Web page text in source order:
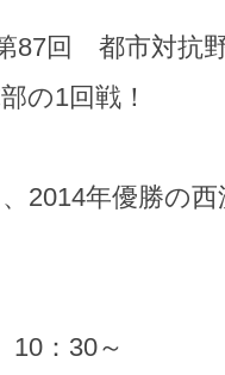
87回 都市対抗
の1回戦！
2014年優勝の
10：30～